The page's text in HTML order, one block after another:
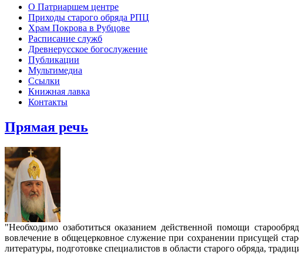
О Патриаршем центре
Приходы старого обряда РПЦ
Храм Покрова в Рубцове
Расписание служб
Древнерусское богослужение
Публикации
Мультимедиа
Ссылки
Книжная лавка
Контакты
Прямая речь
"Необходимо озаботиться оказанием действенной помощи
вовлечение в общецерковное служение при сохранении присущей
литературы, подготовке специалистов в области старого обряда,